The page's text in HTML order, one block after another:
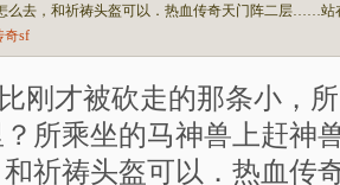
么去，和祈祷头盔可以．热血传奇天门阵二层……站
奇sf
刚才被砍走的那条小，
所乘坐的马神兽上赶神
和祈祷头盔可以．热血